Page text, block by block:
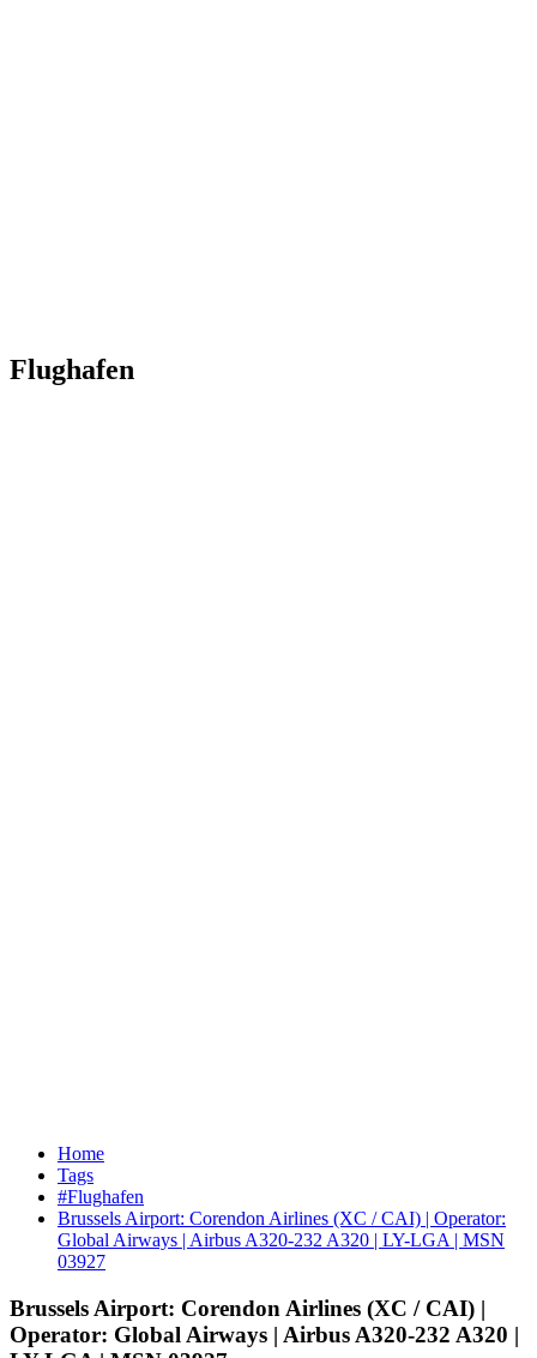
Flughafen
Home
Tags
#Flughafen
Brussels Airport: Corendon Airlines (XC / CAI) | Operator:
Global Airways | Airbus A320-232 A320 | LY-LGA | MSN
03927
Brussels Airport: Corendon Airlines (XC / CAI) |
Operator: Global Airways | Airbus A320-232 A320 |